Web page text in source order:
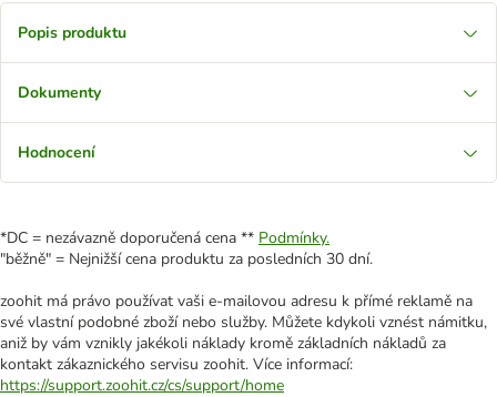
Popis produktu
Dokumenty
Hodnocení
*DC = nezávazně doporučená cena ** Podmínky.
"běžně" = Nejnižší cena produktu za posledních 30 dní.
zoohit má právo používat vaši e-mailovou adresu k přímé reklamě na
své vlastní podobné zboží nebo služby. Můžete kdykoli vznést námitku,
aniž by vám vznikly jakékoli náklady kromě základních nákladů za
kontakt zákaznického servisu zoohit. Více informací:
https://support.zoohit.cz/cs/support/home